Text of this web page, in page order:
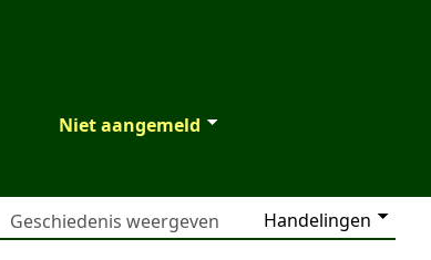
Niet aangemeld
Handelingen
Geschiedenis weergeven